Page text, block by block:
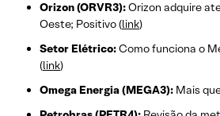
Orizon (ORVR3):Orizon adquire
Oeste; Positivo (link)
Setor Elétrico:Como funciona o
(link)
Omega Energia (MEGA3): Mais